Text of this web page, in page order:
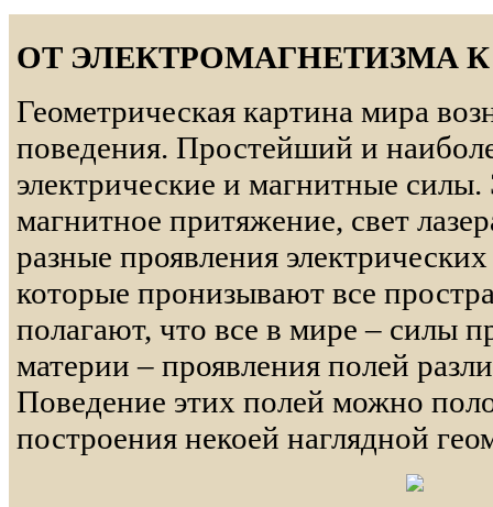
ОТ ЭЛЕКТРОМАГНЕТИЗМА
Геометрическая картина мира
поведения. Простейший и
электрические и магнитные силы.
магнитное притяжение, свет
разные проявления
которые пронизывают все
полагают, что все в мире – силы
материи – проявления полей
Поведение этих полей можно
построения некоей наглядной